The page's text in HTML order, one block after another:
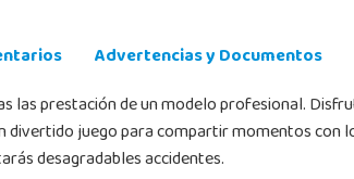
Advertencias y Documentos
las prestación de un modelo profesional.
juego para compartir momentos con
desagradables accidentes.